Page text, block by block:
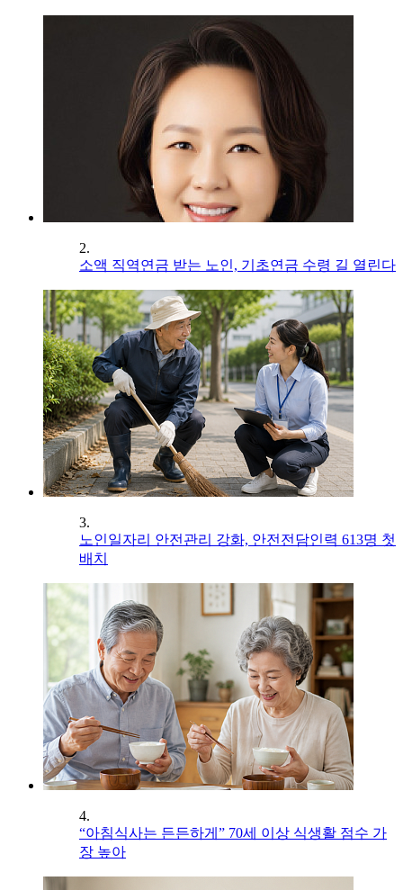
2.
소액 직역연금 받는 노인, 기초연금 수령 길 열린다
3.
노인일자리 안전관리 강화, 안전전담인력 613명 첫
배치
4.
“아침식사는 든든하게” 70세 이상 식생활 점수 가
장 높아